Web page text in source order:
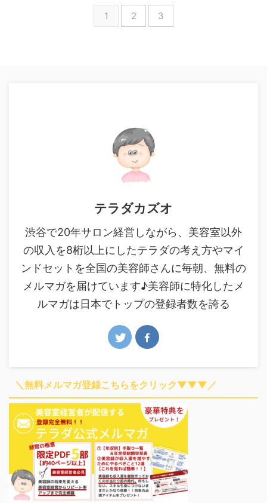
1 2 3
テラダカズオ
渋谷で20年サロン経営しながら、美容室以外
の収入を8桁以上にしたテラダの考え方やマイ
ンドセットを全国の美容師さんに毎朝、無料の
メルマガを届けています♪美容師に特化したメ
ルマガは日本でトップの登録者数を誇る
＼無料メルマガ登録こちらをクリック▼▼▼／